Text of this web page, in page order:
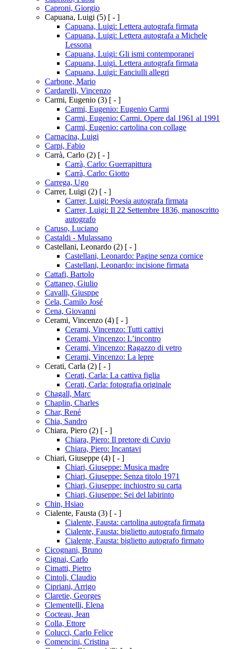
Caproni, Giorgio
Capuana, Luigi (5) [ - ]
Capuana, Luigi: Lettera autografa firmata
Capuana, Luigi: Lettera autografa a Michele
Lessona
Capuana, Luigi: Gli ismi contemporanei
Capuana, Luigi. Lettera autografa firmata
Capuana, Luigi: Fanciulli allegri
Carbone, Mario
Cardarelli, Vincenzo
Carmi, Eugenio (3) [ - ]
Carmi, Eugenio: Eugenio Carmi
Carmi, Eugenio: Carmi. Opere dal 1961 al 1991
Carmi, Eugenio: cartolina con collage
Carnacina, Luigi
Carpi, Fabio
Carrà, Carlo (2) [ - ]
Carrà, Carlo: Guerrapittura
Carrà, Carlo: Giotto
Carrega, Ugo
Carrer, Luigi (2) [ - ]
Carrer, Luigi: Poesia autografa firmata
Carrer, Luigi: Il 22 Settembre 1836, manoscritto
autografo
Caruso, Luciano
Castaldi - Mulassano
Castellani, Leonardo (2) [ - ]
Castellani, Leonardo: Pagine senza cornice
Castellani, Leonardo: incisione firmata
Cattafi, Bartolo
Cattaneo, Giulio
Cavalli, Giusppe
Cela, Camilo José
Cena, Giovanni
Cerami, Vincenzo (4) [ - ]
Cerami, Vincenzo: Tutti cattivi
Cerami, Vincenzo: L’incontro
Cerami, Vincenzo: Ragazzo di vetro
Cerami, Vincenzo: La lepre
Cerati, Carla (2) [ - ]
Cerati, Carla: La cattiva figlia
Cerati, Carla: fotografia originale
Chagall, Marc
Chaplin, Charles
Char, René
Chia, Sandro
Chiara, Piero (2) [ - ]
Chiara, Piero: Il pretore di Cuvio
Chiara, Piero: Incantavi
Chiari, Giuseppe (4) [ - ]
Chiari, Giuseppe: Musica madre
Chiari, Giuseppe: Senza titolo 1971
Chiari, Giuseppe: inchiostro su carta
Chiari, Giuseppe: Sei del labirinto
Chin, Hsiao
Cialente, Fausta (3) [ - ]
Cialente, Fausta: cartolina autografa firmata
Cialente, Fausta: biglietto autografo firmato
Cialente, Fausta: biglietto autografo firmato
Cicognani, Bruno
Cignai, Carlo
Cimatti, Pietro
Cintoli, Claudio
Cipriani, Arrigo
Claretie, Georges
Clementelli, Elena
Cocteau, Jean
Colla, Ettore
Colucci, Carlo Felice
Comencini, Cristina